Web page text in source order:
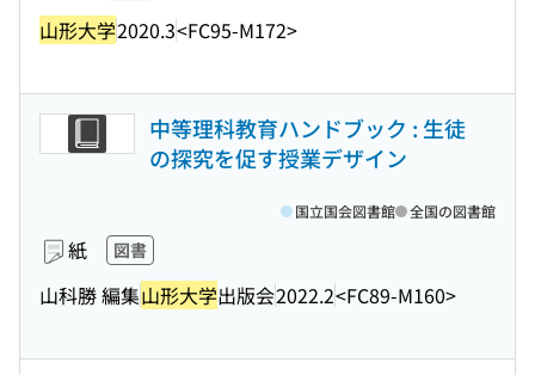
山形大学2020.3<FC95-M172>
中等理科教育ハンドブック : 生徒
の探究を促す授業デザイン
紙 図書
山科勝 編集山形大学出版会2022.2<FC89-M160>
国立国会図書館 全国の図書館